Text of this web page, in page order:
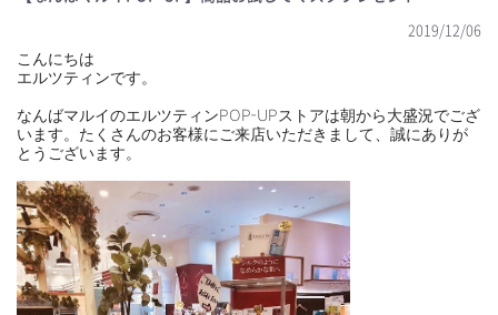
2019/12/06
こんにちは
エルツティンです。
なんばマルイのエルツティンPOP-UPストアは朝から大盛況でござ
います。たくさんのお客様にご来店いただきまして、誠にありが
とうございます。